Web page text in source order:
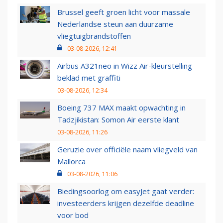
Brussel geeft groen licht voor massale
Nederlandse steun aan duurzame
vliegtuigbrandstoffen
03-08-2026, 12:41
Airbus A321neo in Wizz Air-kleurstelling
beklad met graffiti
03-08-2026, 12:34
Boeing 737 MAX maakt opwachting in
Tadzjikistan: Somon Air eerste klant
03-08-2026, 11:26
Geruzie over officiële naam vliegveld van
Mallorca
03-08-2026, 11:06
Biedingsoorlog om easyJet gaat verder:
investeerders krijgen dezelfde deadline
voor bod